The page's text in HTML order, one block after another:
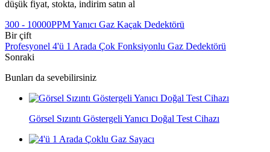
düşük fiyat, stokta, indirim satın al
300 - 10000PPM Yanıcı Gaz Kaçak Dedektörü
Bir çift
Profesyonel 4'ü 1 Arada Çok Fonksiyonlu Gaz Dedektörü
Sonraki
Bunları da sevebilirsiniz
Görsel Sızıntı Göstergeli Yanıcı Doğal Test Cihazı